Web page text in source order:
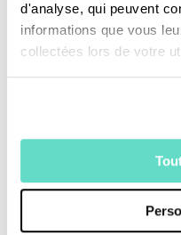
d'analyse, qui peuvent
informations que vous
collectées lors de votre
Une production :
Je